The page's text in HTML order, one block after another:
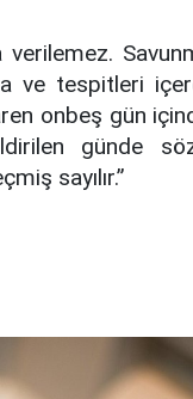
verilemez.
ve tespitleri
onbeş gün
günde
sayılır.”